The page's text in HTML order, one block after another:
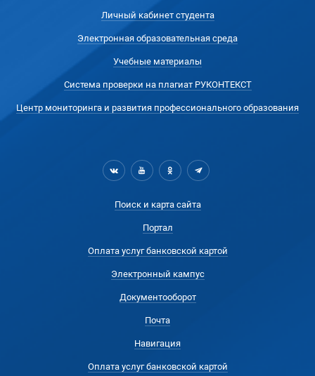
Личный кабинет студента
Электронная образовательная среда
Учебные материалы
Система проверки на плагиат РУКОНТЕКСТ
Центр мониторинга и развития профессионального образования
Поиск и карта сайта
Портал
Оплата услуг банковской картой
Электронный кампус
Документооборот
Почта
Навигация
Оплата услуг банковской картой